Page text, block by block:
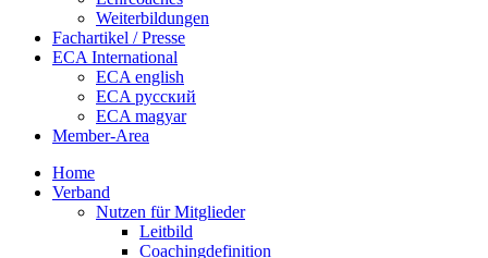
Weiterbildungen
Fachartikel / Presse
ECA International
ECA english
ECA русский
ECA magyar
Member-Area
Home
Verband
Nutzen für Mitglieder
Leitbild
Coachingdefinition